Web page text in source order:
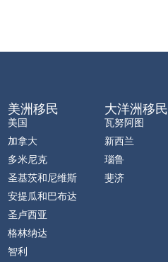
美洲移民
美国
加拿大
多米尼克
圣基茨和尼维斯
安提瓜和巴布达
圣卢西亚
格林纳达
智利
大洋洲移民
瓦努阿图
新西兰
瑙鲁
斐济